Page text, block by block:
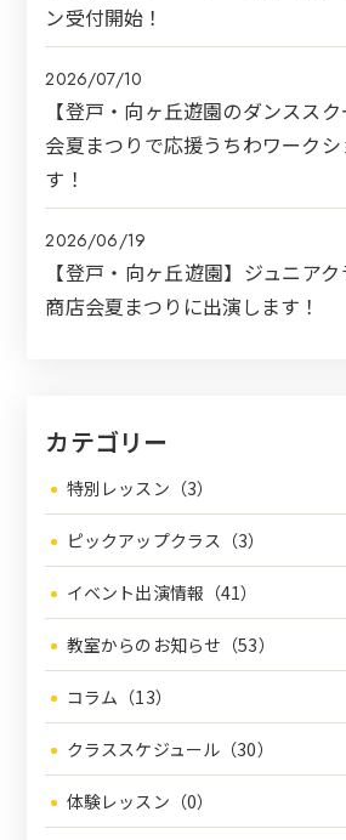
ン受付開始！
2026/07/10
【登戸・向ヶ丘遊園のダンスス
会夏まつりで応援うちわワーク
す！
2026/06/19
【登戸・向ヶ丘遊園】ジュニア
商店会夏まつりに出演します！
カテゴリー
特別レッスン（3）
ピックアップクラス（3）
イベント出演情報（41）
教室からのお知らせ（53）
コラム（13）
クラススケジュール（30）
体験レッスン（0）